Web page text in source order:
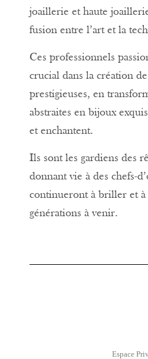
joaillerie et haute
fusion entre l’art et la
Ces professionnels
crucial dans la création
prestigieuses, en
abstraites en bijoux
et enchantent.
Ils sont les gardiens des
donnant vie à des chefs-
continueront à briller et à
générations à venir.
Espace